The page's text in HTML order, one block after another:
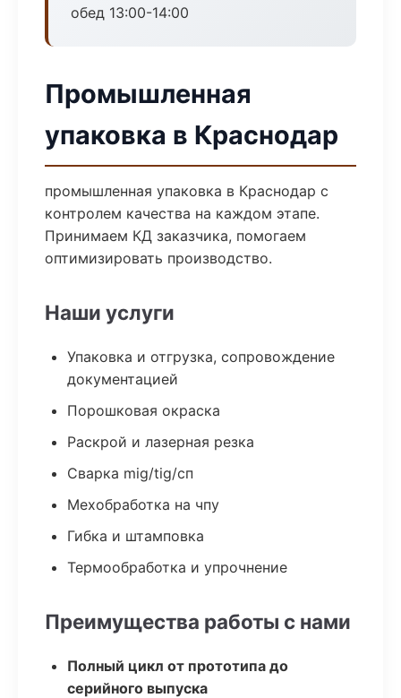
обед 13:00-14:00
Промышленная
упаковка в Краснодар
промышленная упаковка в Краснодар с
контролем качества на каждом этапе.
Принимаем КД заказчика, помогаем
оптимизировать производство.
Наши услуги
Упаковка и отгрузка, сопровождение
документацией
Порошковая окраска
Раскрой и лазерная резка
Сварка mig/tig/сп
Мехобработка на чпу
Гибка и штамповка
Термообработка и упрочнение
Преимущества работы с нами
Полный цикл от прототипа до
серийного выпуска